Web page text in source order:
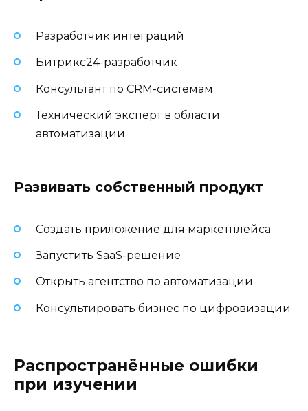
Разработчик интеграций
Битрикс24-разработчик
Консультант по CRM-системам
Технический эксперт в области
автоматизации
Развивать собственный продукт
Создать приложение для маркетплейса
Запустить SaaS-решение
Открыть агентство по автоматизации
Консультировать бизнес по цифровизации
Распространённые ошибки
при изучении